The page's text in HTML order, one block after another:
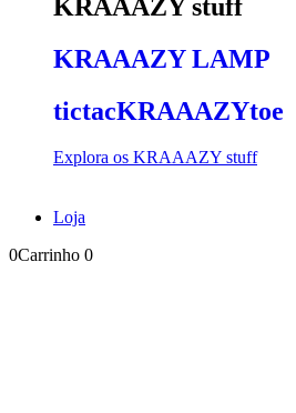
KRAAAZY stuff
KRAAAZY LAMP
tictacKRAAAZYtoe
Explora os KRAAAZY stuff
Loja
0Carrinho 0